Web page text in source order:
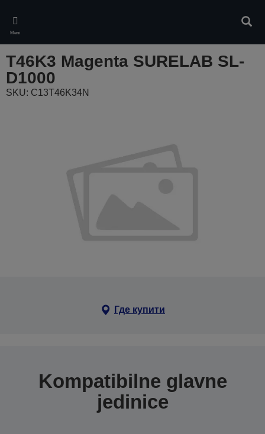
main
content
Meni
T46K3 Magenta SURELAB SL-
D1000
SKU: C13T46K34N
Где купити
Kompatibilne glavne
jedinice